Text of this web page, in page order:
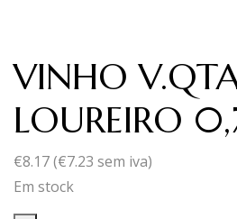
VINHO
LOUREIRO
€8.17(€7.23 sem iva)
Em stock